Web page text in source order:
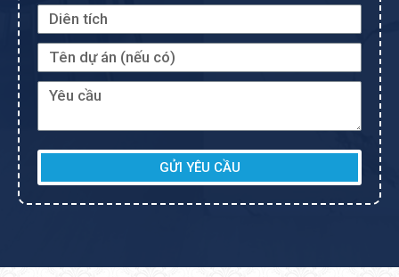
GỬI YÊU CẦU